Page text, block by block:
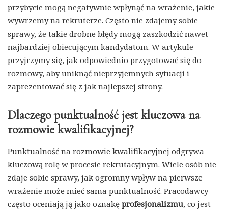
przybycie mogą negatywnie wpłynąć na wrażenie, jakie
wywrzemy na rekruterze. Często nie zdajemy sobie
sprawy, że takie drobne błędy mogą zaszkodzić nawet
najbardziej obiecującym kandydatom. W artykule
przyjrzymy się, jak odpowiednio przygotować się do
rozmowy, aby uniknąć nieprzyjemnych sytuacji i
zaprezentować się z jak najlepszej strony.
Dlaczego punktualność jest kluczowa na
rozmowie kwalifikacyjnej?
Punktualność na rozmowie kwalifikacyjnej odgrywa
kluczową rolę w procesie rekrutacyjnym. Wiele osób nie
zdaje sobie sprawy, jak ogromny wpływ na pierwsze
wrażenie może mieć sama punktualność. Pracodawcy
często oceniają ją jako oznakę profesjonalizmu, co jest